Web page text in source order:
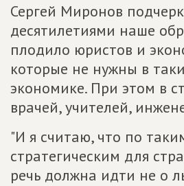
Сергей Миронов
десятилетиями наше
плодило юристов и
которые не нужны в
экономике. При этом в
врачей, учителей,
"И я считаю, что по
стратегическим для
речь должна идти не о